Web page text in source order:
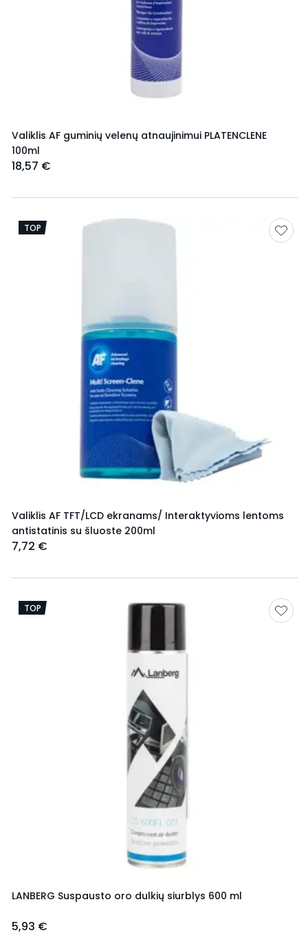
Valiklis AF guminių velenų atnaujinimui PLATENCLENE
100ml
18,57 €
TOP
Valiklis AF TFT/LCD ekranams/ Interaktyvioms lentoms
antistatinis su šluoste 200ml
7,72 €
TOP
LANBERG Suspausto oro dulkių siurblys 600 ml
5,93 €